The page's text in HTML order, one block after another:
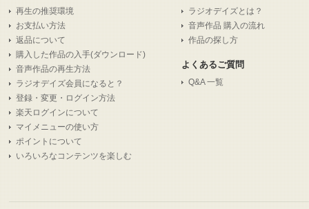
再生の推奨環境
お支払い方法
返品について
購入した作品の入手(ダウンロード)
音声作品の再生方法
ラジオデイズ会員になると？
登録・変更・ログイン方法
楽天ログインについて
マイメニューの使い方
ポイントについて
いろいろなコンテンツを楽しむ
ラジオデイズとは？
音声作品 購入の流れ
作品の探し方
よくあるご質問
Q&A 一覧